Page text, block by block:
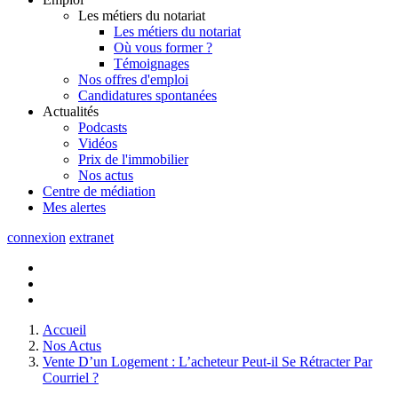
Les métiers du notariat
Les métiers du notariat
Où vous former ?
Témoignages
Nos offres d'emploi
Candidatures spontanées
Actualités
Podcasts
Vidéos
Prix de l'immobilier
Nos actus
Centre de médiation
Mes alertes
connexion extranet
Accueil
Nos Actus
Vente D’un Logement : L’acheteur Peut-il Se Rétracter Par
Courriel ?